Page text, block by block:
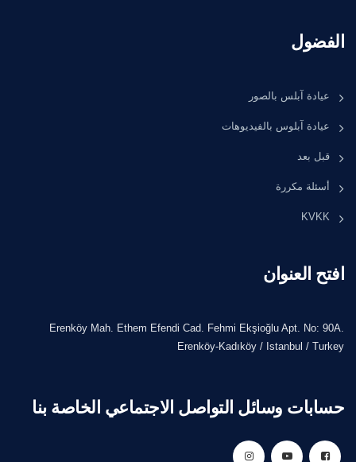
الفضول
عيادة آبلس بالصور
عيادة آبلوس بالفيديوهات
قبل بعد
أسئلة مكررة
KVKK
افتح العنوان
Erenköy Mah. Ethem Efendi Cad. Fehmi Ekşioğlu Apt. No: 90A.
Erenköy-Kadıköy / Istanbul / Turkey
حسابات وسائل التواصل الاجتماعي الخاصة بنا